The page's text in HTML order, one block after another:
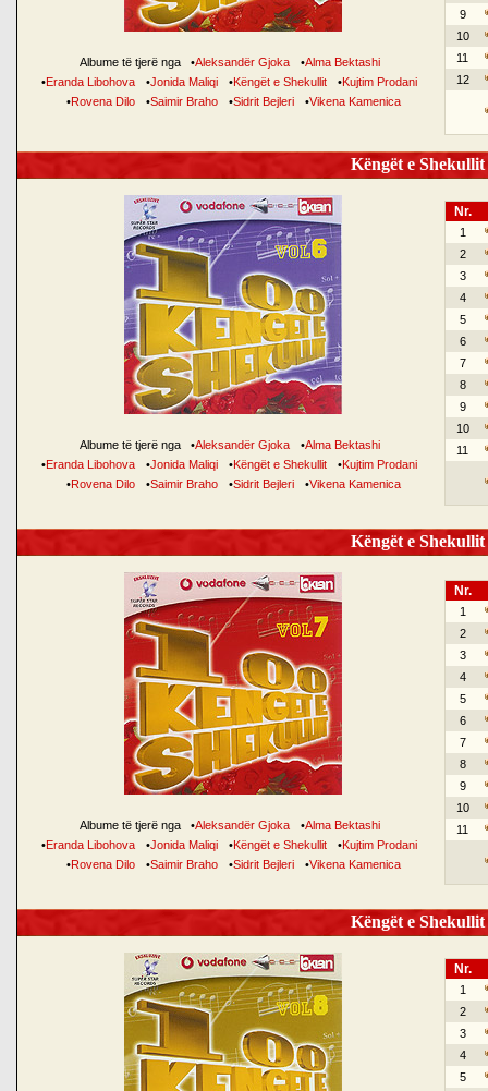
Albume të tjerë nga •Aleksandër Gjoka •Alma Bektashi
•Eranda Libohova •Jonida Maliqi •Këngët e Shekullit •Kujtim Prodani
•Rovena Dilo •Saimir Braho •Sidrit Bejleri •Vikena Kamenica
9
10
11
12
Këngët e
Albume të tjerë nga •Aleksandër Gjoka •Alma Bektashi
•Eranda Libohova •Jonida Maliqi •Këngët e Shekullit •Kujtim Prodani
•Rovena Dilo •Saimir Braho •Sidrit Bejleri •Vikena Kamenica
Nr.
1
2
3
4
5
6
7
8
9
10
11
Këngët e
Albume të tjerë nga •Aleksandër Gjoka •Alma Bektashi
•Eranda Libohova •Jonida Maliqi •Këngët e Shekullit •Kujtim Prodani
•Rovena Dilo •Saimir Braho •Sidrit Bejleri •Vikena Kamenica
Nr.
1
2
3
4
5
6
7
8
9
10
11
Këngët e
Nr.
1
2
3
4
5